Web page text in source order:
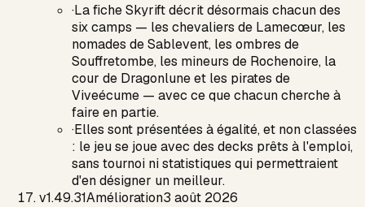
·La fiche Skyrift décrit désormais chacun des
six camps — les chevaliers de Lamecœur, les
nomades de Sablevent, les ombres de
Souffretombe, les mineurs de Rochenoire, la
cour de Dragonlune et les pirates de
Viveécume — avec ce que chacun cherche à
faire en partie.
·Elles sont présentées à égalité, et non classées
: le jeu se joue avec des decks prêts à l'emploi,
sans tournoi ni statistiques qui permettraient
d'en désigner un meilleur.
v1.49.31Amélioration3 août 2026